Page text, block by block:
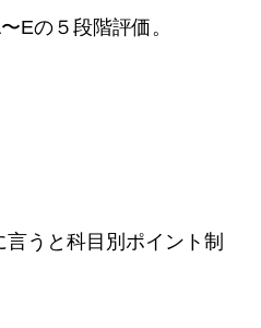
Eの５段階評価。
うと科目別ポイント制